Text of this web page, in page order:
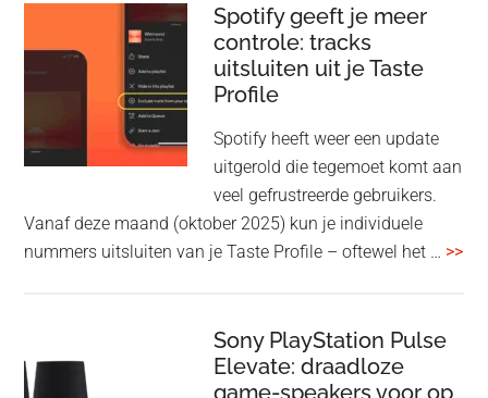
sharing
WF-
en
1000XM6
nieuwe
Spotify geeft je meer
controle: tracks
uitsluiten uit je Taste
Profile
Spotify heeft weer een update
uitgerold die tegemoet komt aan
veel gefrustreerde gebruikers.
Vanaf deze maand (oktober 2025) kun je individuele
nummers uitsluiten van je Taste Profile – oftewel het … >>
Sony PlayStation Pulse
Elevate: draadloze
game-speakers voor op